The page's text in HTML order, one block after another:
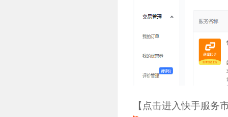
【点击进入快手服务